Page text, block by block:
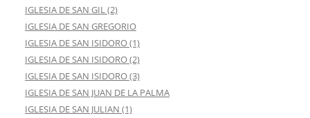
IGLESIA DE SAN GIL (2)
IGLESIA DE SAN GREGORIO
IGLESIA DE SAN ISIDORO (1)
IGLESIA DE SAN ISIDORO (2)
IGLESIA DE SAN ISIDORO (3)
IGLESIA DE SAN JUAN DE LA PALMA
IGLESIA DE SAN JULIAN (1)